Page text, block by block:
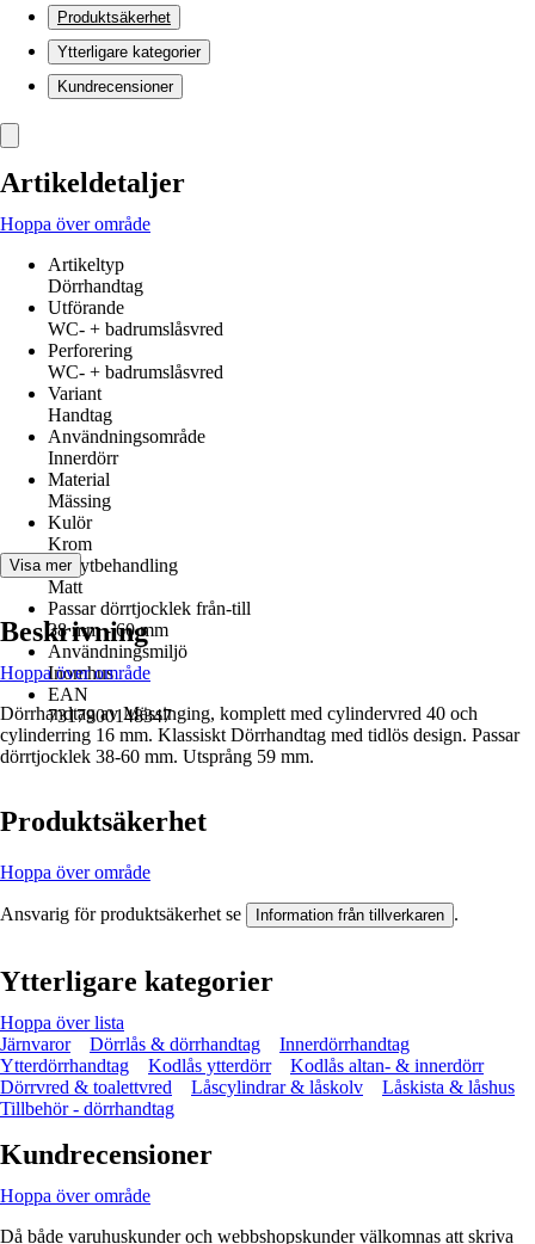
Produktsäkerhet
Ytterligare kategorier
Kundrecensioner
Artikeldetaljer
Hoppa över område
Artikeltyp
Dörrhandtag
Utförande
WC- + badrumslåsvred
Perforering
WC- + badrumslåsvred
Variant
Handtag
Användningsområde
Innerdörr
Material
Mässing
Kulör
Krom
Yta/ytbehandling
Matt
Passar dörrtjocklek från-till
38 mm - 60 mm
Användningsmiljö
Inomhus
EAN
7317900148347
Visa mer
Beskrivning
Hoppa över område
Dörrhandtag av Mässinging, komplett med cylindervred 40 och
cylinderring 16 mm. Klassiskt Dörrhandtag med tidlös design. Passar
dörrtjocklek 38-60 mm. Utsprång 59 mm.
Produktsäkerhet
Hoppa över område
Ansvarig för produktsäkerhet se Information från tillverkaren .
Ytterligare kategorier
Hoppa över lista
Järnvaror
Dörrlås & dörrhandtag
Innerdörrhandtag
Ytterdörrhandtag
Kodlås ytterdörr
Kodlås altan- & innerdörr
Dörrvred & toalettvred
Låscylindrar & låskolv
Låskista & låshus
Tillbehör - dörrhandtag
Kundrecensioner
Hoppa över område
Då både varuhuskunder och webbshopskunder välkomnas att skriva